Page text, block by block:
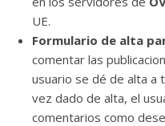
UE.
Formulario de alta
comentar las
usuario se dé de alta a
vez dado de alta, el
comentarios como